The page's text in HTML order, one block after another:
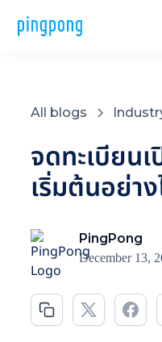
All blogs
จดทะเบียน
เริ่มต้นอย่าง
PingPong
December 13,